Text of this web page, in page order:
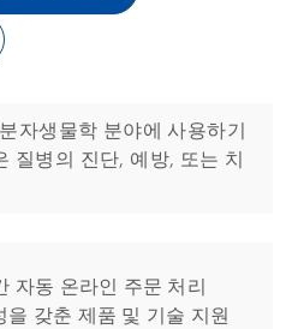
자생물학 분야에 사용하기
질병의 진단, 예방, 또는 치
자동 온라인 주문 처리
갖춘 제품 및 기술 지원